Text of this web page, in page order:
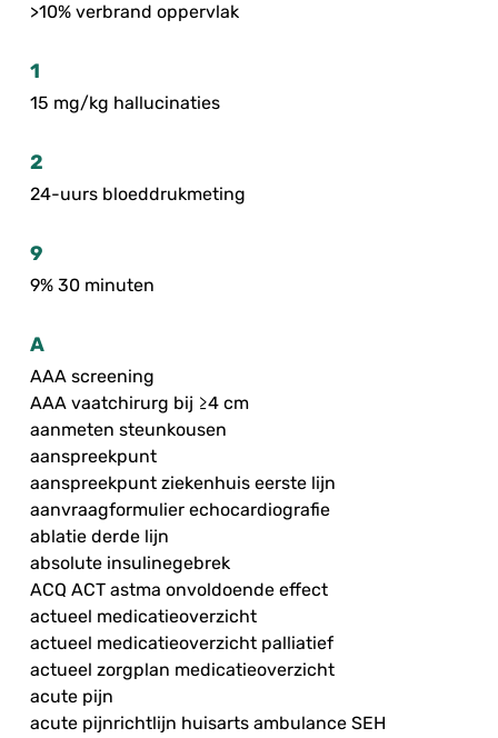
>10% verbrand oppervlak
1
15 mg/kg hallucinaties
2
24-uurs bloeddrukmeting
9
9% 30 minuten
A
AAA screening
AAA vaatchirurg bij ≥4 cm
aanmeten steunkousen
aanspreekpunt
aanspreekpunt ziekenhuis eerste lijn
aanvraagformulier echocardiografie
ablatie derde lijn
absolute insulinegebrek
ACQ ACT astma onvoldoende effect
actueel medicatieoverzicht
actueel medicatieoverzicht palliatief
actueel zorgplan medicatieoverzicht
acute pijn
acute pijnrichtlijn huisarts ambulance SEH